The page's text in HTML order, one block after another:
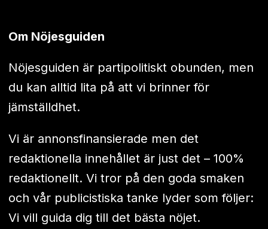
Om Nöjesguiden
Nöjesguiden är partipolitiskt obunden, men
du kan alltid lita på att vi brinner för
jämställdhet.
Vi är annonsfinansierade men det
redaktionella innehållet är just det – 100%
redaktionellt. Vi tror på den goda smaken
och vår publicistiska tanke lyder som följer:
Vi vill guida dig till det bästa nöjet.